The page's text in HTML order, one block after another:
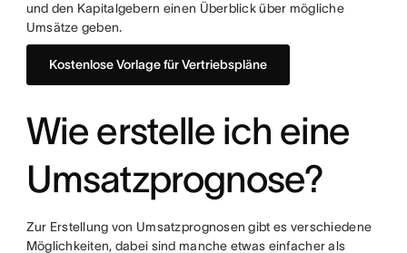
und den Kapitalgebern einen Überblick über mögliche
Umsätze geben.
Kostenlose Vorlage für Vertriebspläne
Wie erstelle ich eine
Umsatzprognose?
Zur Erstellung von Umsatzprognosen gibt es verschiedene
Möglichkeiten, dabei sind manche etwas einfacher als